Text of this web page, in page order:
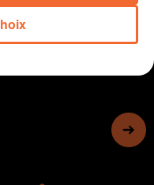
13 min 52 sec